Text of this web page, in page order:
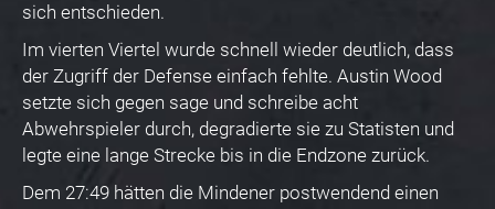
sich entschieden.
Im vierten Viertel wurde schnell wieder deutlich, dass
der Zugriff der Defense einfach fehlte. Austin Wood
setzte sich gegen sage und schreibe acht
Abwehrspieler durch, degradierte sie zu Statisten und
legte eine lange Strecke bis in die Endzone zurück.
Dem 27:49 hätten die Mindener postwendend einen